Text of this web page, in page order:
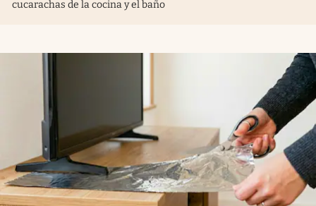
cucarachas de la cocina y el baño